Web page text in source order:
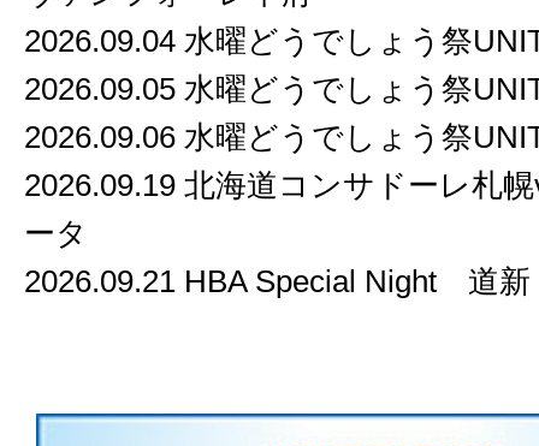
2026.09.04 水曜どうでしょう祭
2026.09.05 水曜どうでしょう祭
2026.09.06 水曜どうでしょう祭
2026.09.19 北海道コンサドーレ札
ータ
2026.09.21 HBA Special Night 道新